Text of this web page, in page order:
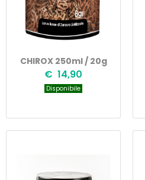
CHIROX 250ml / 20g
€ 14,90
Disponibile